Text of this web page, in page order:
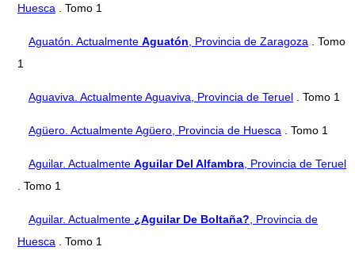
Huesca . Tomo 1
Aguatón. Actualmente Aguatón , Provincia de Zaragoza . Tomo
1
Aguaviva. Actualmente Aguaviva, Provincia de Teruel . Tomo 1
Agüero. Actualmente Agüero, Provincia de Huesca . Tomo 1
Aguilar. Actualmente Aguilar Del Alfambra , Provincia de Teruel
. Tomo 1
Aguilar. Actualmente ¿Aguilar De Boltaña? , Provincia de
Huesca . Tomo 1